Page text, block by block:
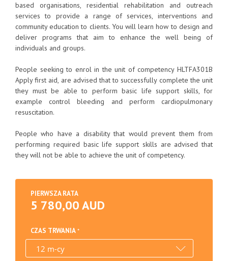
SZUKAJ
Visas & Legal Stay
based organisations, residential rehabilitation and outreach
services to provide a range of services, interventions and
community education to clients. You will learn how to design and
deliver programs that aim to enhance the well being of
individuals and groups.
People seeking to enrol in the unit of competency HLTFA301B
Apply first aid, are advised that to successfully complete the unit
they must be able to perform basic life support skills, for
example control bleeding and perform cardiopulmonary
resuscitation.
People who have a disability that would prevent them from
performing required basic life support skills are advised that
they will not be able to achieve the unit of competency.
PIERWSZA RATA
5 780,00 AUD
CZAS TRWANIA